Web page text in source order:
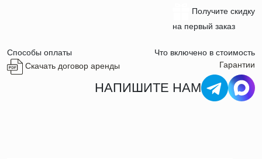
Получите скидку
на первый заказ
Способы оплаты
Что включено в стоимость
Скачать договор аренды
Гарантии
НАПИШИТЕ НАМ